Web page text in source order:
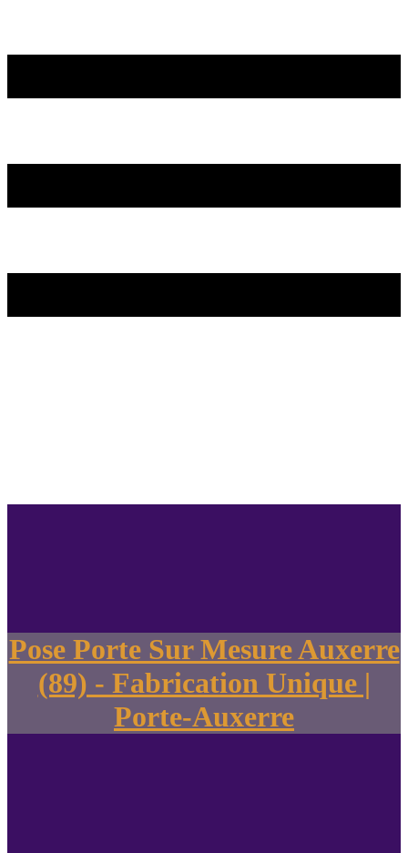
Pose Porte Sur Mesure Auxerre
(89) - Fabrication Unique |
Porte-Auxerre